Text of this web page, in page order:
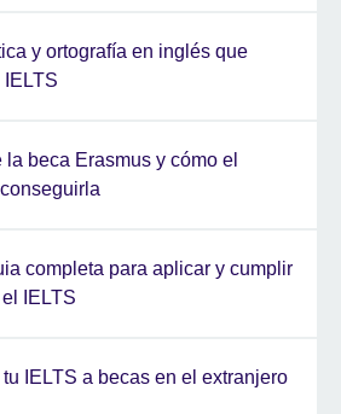
y ortografía en inglés que
beca Erasmus y cómo el
completa para aplicar y cumplir
IELTS
IELTS a becas en el extranjero